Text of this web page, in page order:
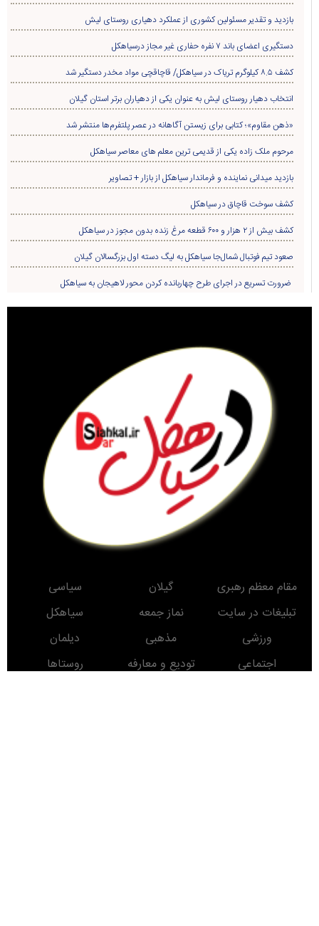
بازدید و تقدیر مسئولین کشوری از عملکرد دهیاری روستای لیش
دستگیری اعضای باند ۷ نفره حفاری غير مجاز درسیاهکل
کشف ۸.۵ کیلوگرم تریاک در سیاهکل/ قاچاقچی مواد مخدر دستگیر شد
انتخاب دهیار روستای لیش به عنوان یکی از دهیاران برتر استان گیلان
«ذهن مقاوم»؛ کتابی برای زیستن آگاهانه در عصر پلتفرم‌ها منتشر شد
مرحوم ملک زاده یکی از قدیمی ترین معلم های معاصر سیاهکل
بازدید میدانی نماینده و فرماندار سیاهکل از بازار + تصاویر
کشف سوخت قاچاق در سياهکل
کشف بیش از ۲ هزار و ۶۰۰ قطعه مرغ زنده بدون مجوز در سیاهکل
صعود تیم فوتبال شمال‌جا‌ سیاهکل به لیگ دسته اول بزرگسالان گیلان
ضرورت تسریع در اجرای طرح چهاربانده کردن محور لاهیجان به سیاهکل
مقام معظم رهبری گیلان
سیاسی
تبلیغات در سایت
نماز جمعه
سیاهکل
ورزشی
مذهبی
دیلمان
اجتماعی
تودیع و معارفه
روستاها